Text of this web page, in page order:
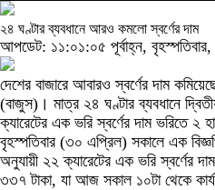
২৪ ঘণ্টার ব্যবধানে আরও কমলো স্বর্ণের দাম
আপডেট: ১১:০১:০৫ পূর্বাহ্ন,
দেশের বাজারে আবারও স্বর্ণের দাম
(বাজুস)। মাত্র ২৪ ঘণ্টার ব্যবধানে
ক্যারেটের এক ভরি স্বর্ণের দাম ভরিতে ২
বৃহস্পতিবার (৩০ এপ্রিল) সকালে এক
অনুযায়ী ২২ ক্যারেটের এক ভরি স্বর্ণের
৩৩৭ টাকা, যা আজ সকাল ১০টা থেকে